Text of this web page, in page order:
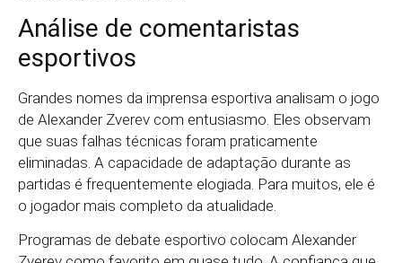
Análise de comentaristas
esportivos
Grandes nomes da imprensa esportiva analisam o jogo
de Alexander Zverev com entusiasmo. Eles observam
que suas falhas técnicas foram praticamente
eliminadas. A capacidade de adaptação durante as
partidas é frequentemente elogiada. Para muitos, ele é
o jogador mais completo da atualidade.
Programas de debate esportivo colocam Alexander